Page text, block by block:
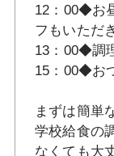
12：00◆お
フもいただ
13：00◆調
15：00◆お
まずは簡単
学校給食の
なくても大